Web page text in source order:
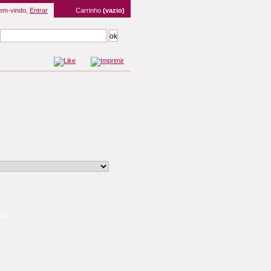
Carrinho (vazio)
vindo, Entrar